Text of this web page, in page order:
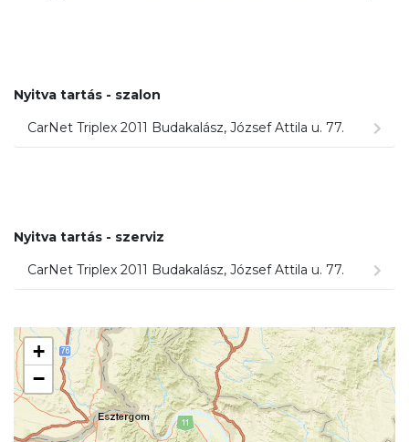
Nyitva tartás - szalon
CarNet Triplex 2011 Budakalász, József Attila u. 77.
Nyitva tartás - szerviz
CarNet Triplex 2011 Budakalász, József Attila u. 77.
+
−